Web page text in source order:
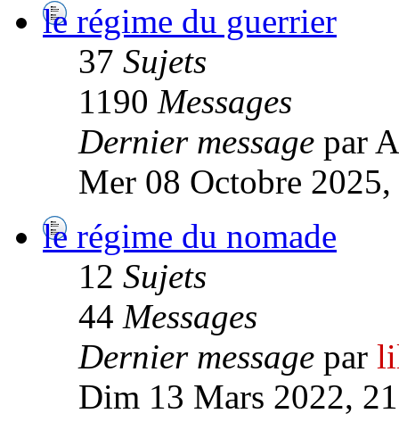
le régime du guerrier
37 Sujets
1190 Messages
Dernier message par
Mer 08 Octobre
le régime du nomade
12 Sujets
44 Messages
Dernier message par
Dim 13 Mars 2022,